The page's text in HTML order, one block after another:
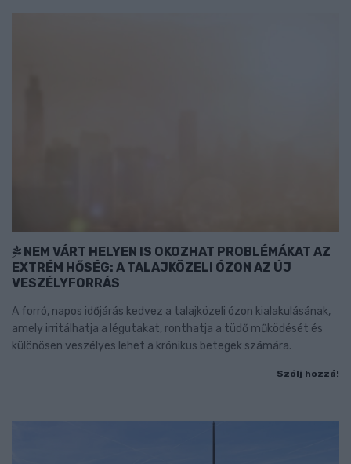
NEM VÁRT HELYEN IS OKOZHAT PROBLÉMÁKAT AZ
EXTRÉM HŐSÉG: A TALAJKÖZELI ÓZON AZ ÚJ
VESZÉLYFORRÁS
A forró, napos időjárás kedvez a talajközeli ózon kialakulásának,
amely irritálhatja a légutakat, ronthatja a tüdő működését és
különösen veszélyes lehet a krónikus betegek számára.
Szólj hozzá!